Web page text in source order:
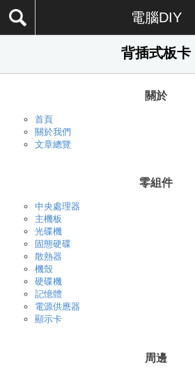
電腦DIY
背插式板卡
關於
首頁
關於我們
文章總覽
零組件
中央處理器
主機板
光碟機
固態硬碟
散熱器
機殼
硬碟機
記憶體
電源供應器
顯示卡
周邊